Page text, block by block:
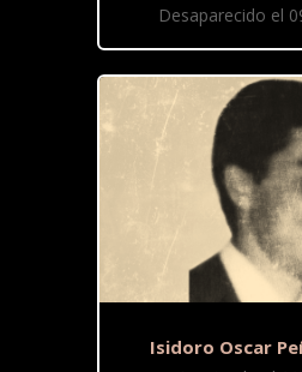
Desaparecido el
Isidoro Oscar